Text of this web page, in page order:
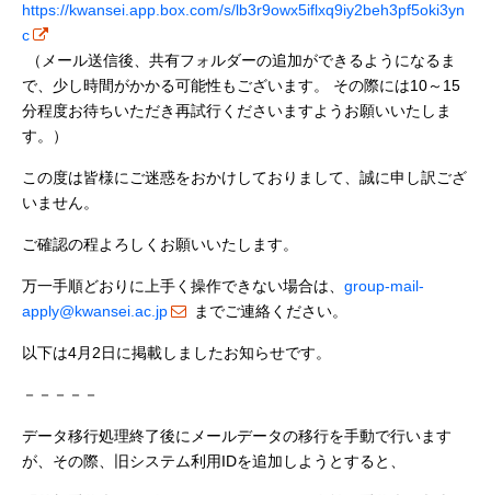
https://kwansei.app.box.com/s/lb3r9owx5iflxq9iy2beh3pf5oki3yn
c
（メール送信後、共有フォルダーの追加ができるようになるま
で、少し時間がかかる可能性もございます。 その際には10～15
分程度お待ちいただき再試行くださいますようお願いいたしま
す。）
この度は皆様にご迷惑をおかけしておりまして、誠に申し訳ござ
いません。
ご確認の程よろしくお願いいたします。
万一手順どおりに上手く操作できない場合は、 group-mail-
apply@kwansei.ac.jp
までご連絡ください。
以下は4月2日に掲載しましたお知らせです。
－－－－－
データ移行処理終了後にメールデータの移行を手動で行います
が、その際、旧システム利用IDを追加しようとすると、